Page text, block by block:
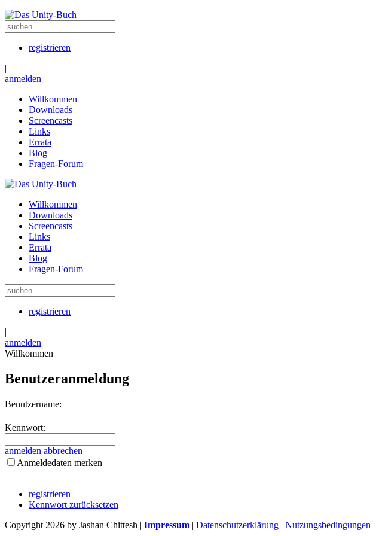
registrieren
|
anmelden
Willkommen
Downloads
Screencasts
Links
Errata
Blog
Fragen-Forum
Willkommen
Downloads
Screencasts
Links
Errata
Blog
Fragen-Forum
registrieren
|
anmelden
Willkommen
Benutzeranmeldung
Benutzername:
Kennwort:
anmelden abbrechen
Anmeldedaten merken
registrieren
Kennwort zurücksetzen
Copyright 2026 by Jashan Chittesh | Impressum | Datenschutzerklärung | Nutzungsbedingungen